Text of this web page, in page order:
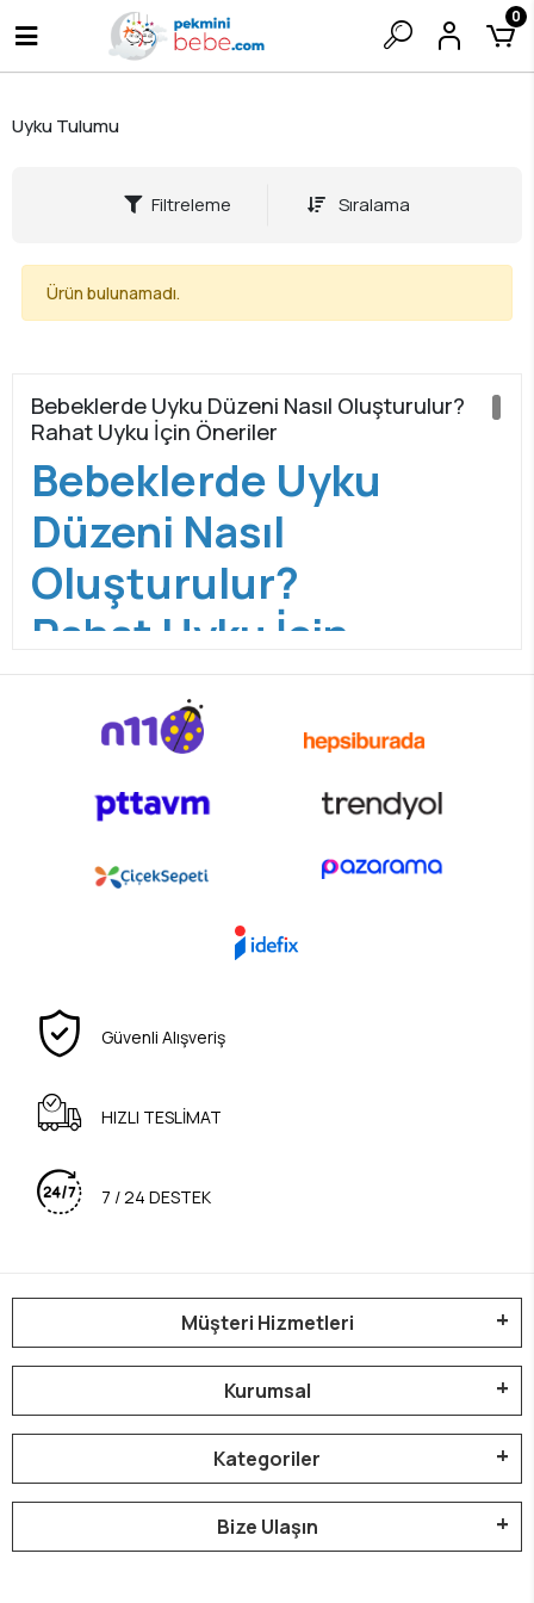
0
Uyku Tulumu
Filtreleme Sıralama
Ürün bulunamadı.
Bebeklerde Uyku Düzeni Nasıl Oluşturulur?
Rahat Uyku İçin Öneriler
Bebeklerde Uyku
Düzeni Nasıl
Oluşturulur?
Rahat Uyku İçin
Öneriler
Bebeklerde uyku düzeni
oluşturmak, hem
yaşamı için oldukça önemlidir. Özellikle ilk
oluşmadığı için gece uyanmaları, kısa uyku
süreleri ve düzensiz saatler oldukça normaldir.
Ancak doğru yöntemler uygulandığında
bebeklerde uyku düzenizamanla oturur ve
Birçok ebeveyn için en büyük sorulardan biri
bebeklerde uyku düzeni
sorusudur. Aslında bu süreç sabır, rutin ve
gelebilir.
Neden Önemlidir?
Bebeklerin sağlıklı büyüyebilmesi için kaliteli
uyku oldukça önemlidir. Düzenli uyuyan
bebeklerin hem fiziksel gelişimi hem de
zihinsel gelişimi daha sağlıklı ilerler. Bu
bebeklerde uyku düzeni
erken dönemde oldukça faydalıdır.
Güvenli Alışveriş
HIZLI TESLİMAT
7 / 24 DESTEK
Müşteri Hizmetleri
Kurumsal
Kategoriler
Bize Ulaşın